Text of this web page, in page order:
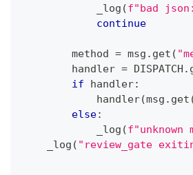
            _log
(f"bad
continue
        method
= msg . get (
        handler
= DISPATCH .
if handler:
            handler
(msg . get
else:
            _log
(f"unknown
    _log
( "review_gate